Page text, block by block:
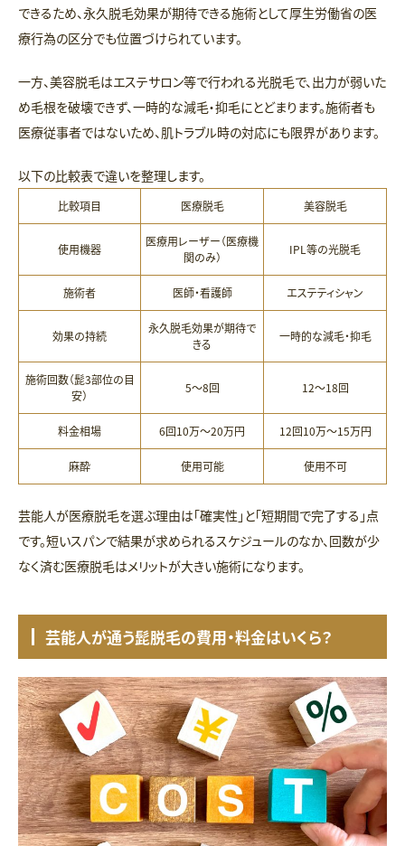
できるため、永久脱毛効果が期待できる施術として厚生労働省の医
療行為の区分でも位置づけられています。
一方、美容脱毛はエステサロン等で行われる光脱毛で、出力が弱いた
め毛根を破壊できず、一時的な減毛・抑毛にとどまります。施術者も
医療従事者ではないため、肌トラブル時の対応にも限界があります。
以下の比較表で違いを整理します。
比較項目 医療脱毛 美容脱毛
使用機器
医療用レーザー（医療機
関のみ）
IPL等の光脱毛
施術者 医師・看護師 エステティシャン
効果の持続
永久脱毛効果が期待で
きる
一時的な減毛・抑毛
施術回数（髭3部位の目
安）
5〜8回 12〜18回
料金相場 6回10万〜20万円 12回10万〜15万円
麻酔 使用可能 使用不可
芸能人が医療脱毛を選ぶ理由は「確実性」と「短期間で完了する」点
です。短いスパンで結果が求められるスケジュールのなか、回数が少
なく済む医療脱毛はメリットが大きい施術になります。
芸能人が通う髭脱毛の費用・料金はいくら？